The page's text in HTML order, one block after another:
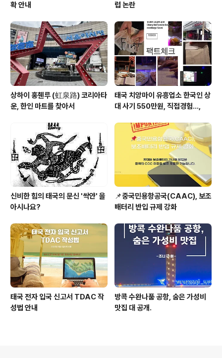
확 안내
럽 논란
상하이 홍췐루 (虹泉路) 코리아타
운, 한인 마트를 찾아서
태국 치앙마이 유흥업소 한국인 상
대 사기 550만원, 직접경험...,
신비한 힘의 태국의 문신 '싹얀' 을
아시나요?
📌중국민용항공국(CAAC), 보조
배터리 반입 규제 강화
태국 전자 입국 신고서 TDAC 작
성법 안내
방콕 수완나품 공항, 숨은 가성비
맛집 대 공개.